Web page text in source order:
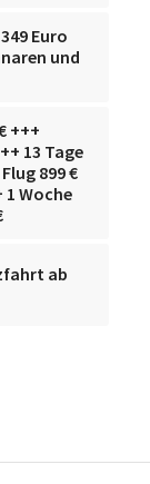
Euro
und
+++
13 Tage
899 €
1 Woche
ab